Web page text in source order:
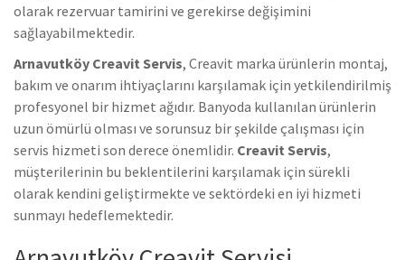
olarak rezervuar tamirini ve gerekirse değişimini
sağlayabilmektedir.
Arnavutköy Creavit Servis, Creavit marka ürünlerin montaj,
bakım ve onarım ihtiyaçlarını karşılamak için yetkilendirilmiş
profesyonel bir hizmet ağıdır. Banyoda kullanılan ürünlerin
uzun ömürlü olması ve sorunsuz bir şekilde çalışması için
servis hizmeti son derece önemlidir. Creavit Servis,
müşterilerinin bu beklentilerini karşılamak için sürekli
olarak kendini geliştirmekte ve sektördeki en iyi hizmeti
sunmayı hedeflemektedir.